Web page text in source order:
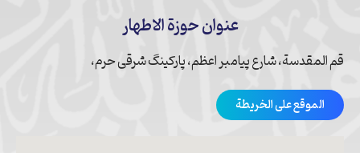
عنوان حوزة الاطهار
قم المقدسة، شارع پیامبر اعظم، پارکینگ شرقی حرم،
الموقع على الخريطة